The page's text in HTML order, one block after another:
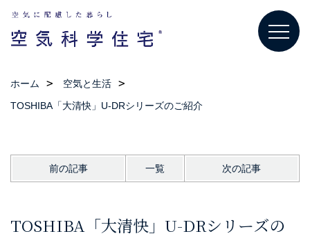
ホーム
空気と生活
TOSHIBA「大清快」U-DRシリーズのご紹介
前の記事 一覧 次の記事
TOSHIBA「大清快」U-DRシリーズの